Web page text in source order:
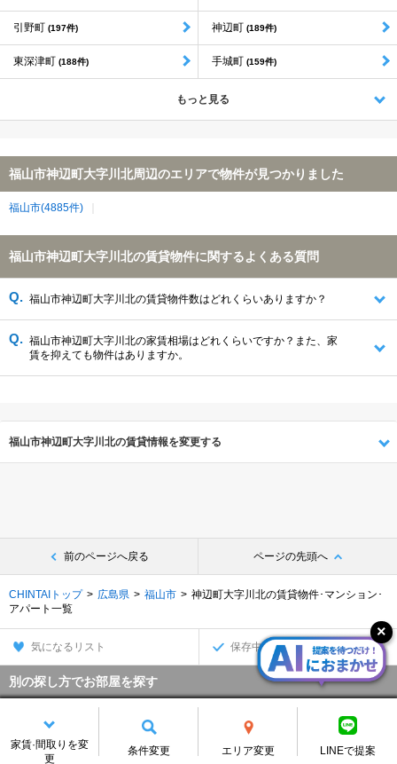
家賃·間取りを変
更
条件変更 エリア変更 LINEで提案
引野町 (197件) 神辺町 (189件)
東深津町 (188件) 手城町 (159件)
もっと見る
福山市神辺町大字川北周辺のエリアで物件が見つかりました
福山市(4885件)
福山市神辺町大字川北の賃貸物件に関するよくある質問
福山市神辺町大字川北の賃貸物件数はどれくらいありますか？
福山市神辺町大字川北の家賃相場はどれくらいですか？また、家
賃を抑えても物件はありますか。
福山市神辺町大字川北の賃貸情報を変更する
前のページへ戻る ページの先頭へ
CHINTAIトップ 広島県 福山市
神辺町大字川北の賃貸物件･マンション･
アパート一覧
気になるリスト 保存中の条件
別の探し方でお部屋を探す
家賃相場から 通勤通学時間から